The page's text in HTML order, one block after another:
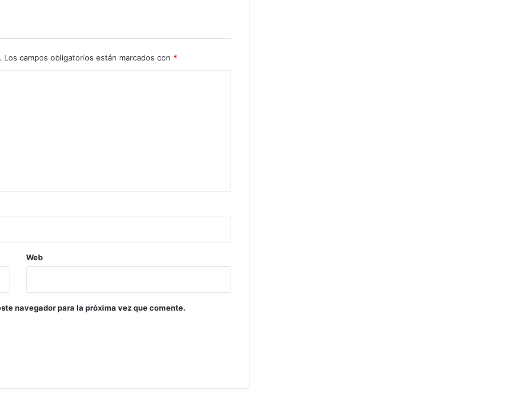
Los campos obligatorios están marcados con *
Web
navegador para la próxima vez que comente.